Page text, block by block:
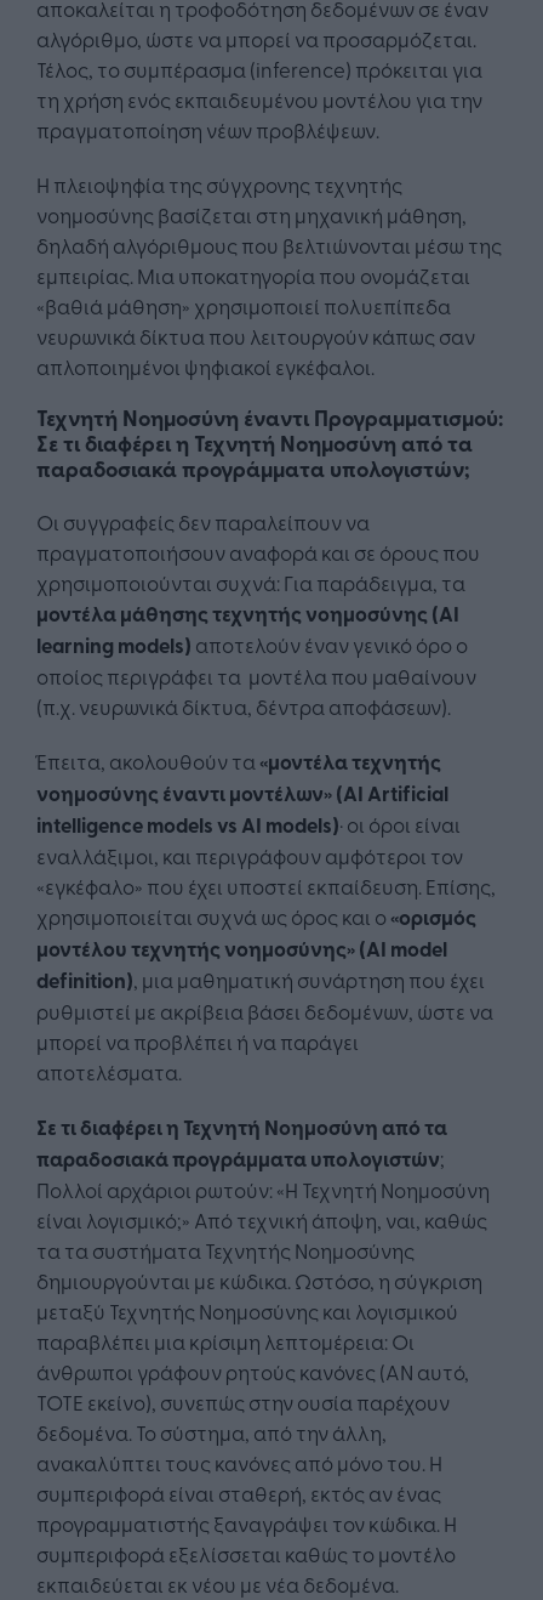
αποκαλείται η τροφοδότηση δεδομένων σε έναν
αλγόριθμο, ώστε να μπορεί να προσαρμόζεται.
Τέλος, το συμπέρασμα (inference) πρόκειται για
τη χρήση ενός εκπαιδευμένου μοντέλου για την
πραγματοποίηση νέων προβλέψεων.
Η πλειοψηφία της σύγχρονης τεχνητής
νοημοσύνης βασίζεται στη μηχανική μάθηση,
δηλαδή αλγόριθμους που βελτιώνονται μέσω της
εμπειρίας. Μια υποκατηγορία που ονομάζεται
«βαθιά μάθηση» χρησιμοποιεί πολυεπίπεδα
νευρωνικά δίκτυα που λειτουργούν κάπως σαν
απλοποιημένοι ψηφιακοί εγκέφαλοι.
Τεχνητή Νοημοσύνη έναντι Προγραμματισμού:
Σε τι διαφέρει η Τεχνητή Νοημοσύνη από τα
παραδοσιακά προγράμματα υπολογιστών;
Οι συγγραφείς δεν παραλείπουν να
πραγματοποιήσουν αναφορά και σε όρους που
χρησιμοποιούνται συχνά: Για παράδειγμα, τα
μοντέλα μάθησης τεχνητής νοημοσύνης (AI
learning models) αποτελούν έναν γενικό όρο ο
οποίος περιγράφει τα μοντέλα που μαθαίνουν
(π.χ. νευρωνικά δίκτυα, δέντρα αποφάσεων).
Έπειτα, ακολουθούν τα «μοντέλα τεχνητής
νοημοσύνης έναντι μοντέλων» (AI Artificial
intelligence models vs AI models)· οι όροι είναι
εναλλάξιμοι, και περιγράφουν αμφότεροι τον
«εγκέφαλο» που έχει υποστεί εκπαίδευση. Επίσης,
χρησιμοποιείται συχνά ως όρος και ο «ορισμός
μοντέλου τεχνητής νοημοσύνης» (AI model
definition), μια μαθηματική συνάρτηση που έχει
ρυθμιστεί με ακρίβεια βάσει δεδομένων, ώστε να
μπορεί να προβλέπει ή να παράγει
αποτελέσματα.
Σε τι διαφέρει η Τεχνητή Νοημοσύνη από τα
παραδοσιακά προγράμματα υπολογιστών;
Πολλοί αρχάριοι ρωτούν: «Η Τεχνητή Νοημοσύνη
είναι λογισμικό;» Από τεχνική άποψη, ναι, καθώς
τα τα συστήματα Τεχνητής Νοημοσύνης
δημιουργούνται με κώδικα. Ωστόσο, η σύγκριση
μεταξύ Τεχνητής Νοημοσύνης και λογισμικού
παραβλέπει μια κρίσιμη λεπτομέρεια: Οι
άνθρωποι γράφουν ρητούς κανόνες (ΑΝ αυτό,
ΤΟΤΕ εκείνο), συνεπώς στην ουσία παρέχουν
δεδομένα. Το σύστημα, από την άλλη,
ανακαλύπτει τους κανόνες από μόνο του. Η
συμπεριφορά είναι σταθερή, εκτός αν ένας
προγραμματιστής ξαναγράψει τον κώδικα. Η
συμπεριφορά εξελίσσεται καθώς το μοντέλο
εκπαιδεύεται εκ νέου με νέα δεδομένα.